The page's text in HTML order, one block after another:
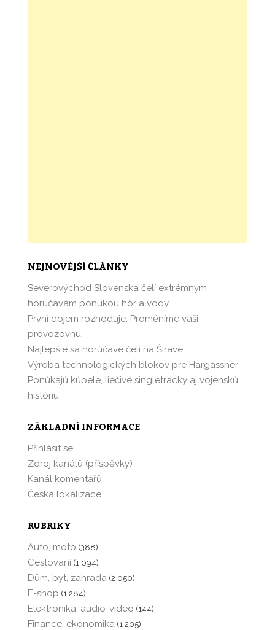
NEJNOVĚJŠÍ ČLÁNKY
Severovýchod Slovenska čelí extrémnym
horúčavám ponukou hôr a vody
První dojem rozhoduje. Proměníme vaši
provozovnu.
Najlepšie sa horúčave čelí na Šírave
Výroba technologických blokov pre Hargassner
Ponúkajú kúpele, liečivé singletracky aj vojenskú
históriu
ZÁKLADNÍ INFORMACE
Přihlásit se
Zdroj kanálů (příspěvky)
Kanál komentářů
Česká lokalizace
RUBRIKY
Auto, moto (388)
Cestování (1 094)
Dům, byt, zahrada (2 050)
E-shop (1 284)
Elektronika, audio-video (144)
Finance, ekonomika (1 205)